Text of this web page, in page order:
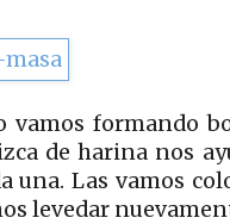
vamos formando
de harina nos
una. Las vamos
levedar